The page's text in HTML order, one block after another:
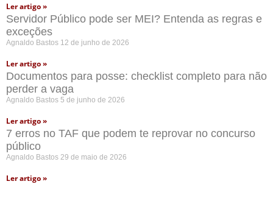
Ler artigo »
Servidor Público pode ser MEI? Entenda as regras e
exceções
Agnaldo Bastos 12 de junho de 2026
Ler artigo »
Documentos para posse: checklist completo para não
perder a vaga
Agnaldo Bastos 5 de junho de 2026
Ler artigo »
7 erros no TAF que podem te reprovar no concurso
público
Agnaldo Bastos 29 de maio de 2026
Ler artigo »